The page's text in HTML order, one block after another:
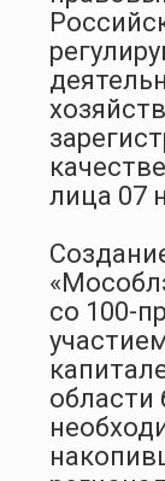
лица 07
со 100-